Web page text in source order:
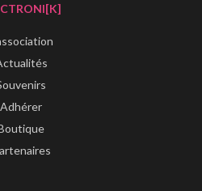
Adhérer